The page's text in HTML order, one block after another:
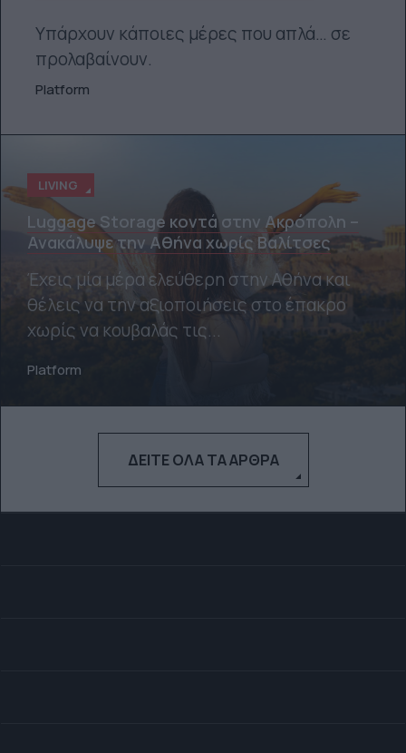
Υπάρχουν κάποιες μέρες που απλά… σε
προλαβαίνουν.
Platform
LIVING
Luggage Storage κοντά στην Ακρόπολη –
Ανακάλυψε την Αθήνα χωρίς Βαλίτσες
Έχεις μία μέρα ελεύθερη στην Αθήνα και
θέλεις να την αξιοποιήσεις στο έπακρο
χωρίς να κουβαλάς τις...
Platform
ΔΕΊΤΕ ΌΛΑ ΤΑ ΆΡΘΡΑ